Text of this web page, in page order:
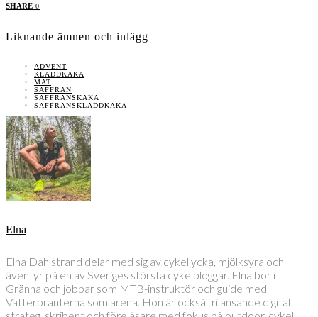
SHARE 0
Liknande ämnen och inlägg
ADVENT
KLADDKAKA
MAT
SAFFRAN
SAFFRANSKAKA
SAFFRANSKLADDKAKA
Elna
Elna Dahlstrand delar med sig av cykellycka, mjölksyra och
äventyr på en av Sveriges största cykelbloggar. Elna bor i
Gränna och jobbar som MTB-instruktör och guide med
Vätterbranterna som arena. Hon är också frilansande digital